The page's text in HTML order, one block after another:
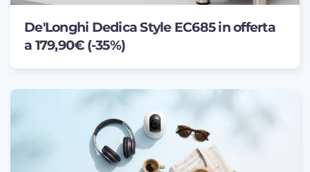
De'Longhi Dedica Style EC685 in offerta
a 179,90€ (-35%)